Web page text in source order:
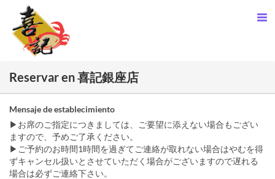
Reservar en 喜記銀座店
Mensaje de establecimiento
▶お席のご指定につきましては、ご要望に添えない場合もござい
ますので、予めご了承ください。
▶ご予約のお時間1時間を過ぎてご連絡が取れない場合はやむを得
ずキャンセル扱いとさせていただく場合がございますので遅れる
場合は必ずご連絡下さい。